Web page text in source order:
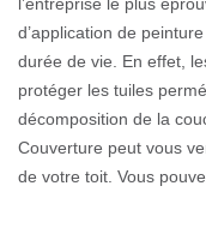
d’application de
durée de vie. En effet,
protéger les tuiles
décomposition de la
Couverture peut vous
de votre toit. Vous